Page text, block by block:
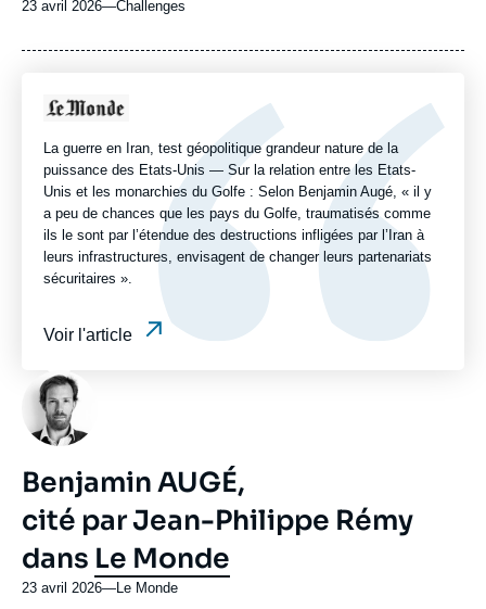
23 avril 2026—Nom
journal,
émission
Challenges
Logo
La guerre en Iran, test géopolitique grandeur nature de la
puissance des Etats-Unis — Sur la relation entre les Etats-
Unis et les monarchies du Golfe : Selon Benjamin Augé, « il y
a peu de chances que les pays du Golfe, traumatisés comme
ils le sont par l’étendue des destructions infligées par l’Iran à
leurs infrastructures, envisagent de changer leurs partenariats
sécuritaires ».
Voir l'article
Photo
Benjamin AUGÉ,
cité par Jean-Philippe Rémy
dans Le Monde
23 avril 2026—Nom
Le Monde